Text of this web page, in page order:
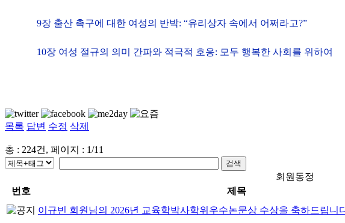
9장 출산 촉구에 대한 여성의 반박:“유리상자 속에서 어쩌라고?”
10장 여성 절규의 의미 간파와 적극적 호응: 모두 행복한 사회를 위하여
목록 답변 수정 삭제
총 : 224건, 페이지 : 1/11
회원동정
번호
제목
이규빈 회원님의 2026년 교육학박사학위우수논문상 수상을 축하드립니